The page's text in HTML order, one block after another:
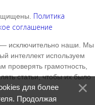
Политика
соглашение
— исключительно наши. Мы
интеллект используем
проверять грамотность,
статьи, чтобы их было
для более
Продолжая